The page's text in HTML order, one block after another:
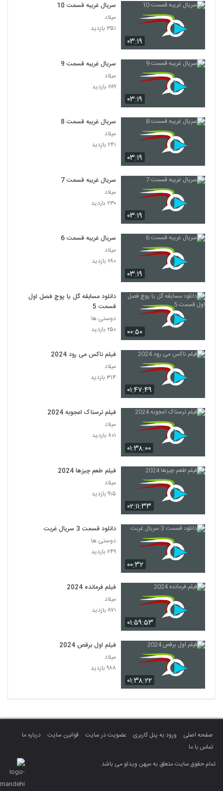
۰۳:۱۹
سریال غریبه قسمت 10
میلاد
۳۵۱ بازدید
۰۳:۱۹
سریال غریبه قسمت 9
میلاد
۲۸۹ بازدید
۰۳:۱۹
سریال غریبه قسمت 8
میلاد
۲۴۱ بازدید
۰۳:۱۹
سریال غریبه قسمت 7
میلاد
۲۳۰ بازدید
۰۳:۱۹
سریال غریبه قسمت 6
میلاد
۲۸۰ بازدید
۰۰:۵۰
دانلود مسابقه گل یا پوچ فصل اول
قسمت 5
دوستی ها
۲۵۰ بازدید
۰۱:۴۷:۴۹
فیلم ناکس می رود 2024
میلاد
۳۱۴ بازدید
۰۱:۳۸:۰۰
فیلم ترسناک اعجوبه 2024
میلاد
۸۰۱ بازدید
۰۲:۱۱:۳۳
فیلم طعم چیزها 2024
میلاد
۹۱۵ بازدید
۰۰:۳۲
دانلود قسمت 3 سریال غربت
دوستی ها
۲۴۹ بازدید
۰۱:۵۹:۵۳
فیلم فرمانده 2024
میلاد
۸۷۱ بازدید
۰۱:۳۸:۲۲
فیلم اول برقص 2024
میلاد
۹۸۸ بازدید
صفحه اصلی ورود به پنل کاربری عضویت در سایت قوانین سایت
درباره ما
تماس با ما
تمام حقوق سایت متعلق به میهن ویدئو می باشد.